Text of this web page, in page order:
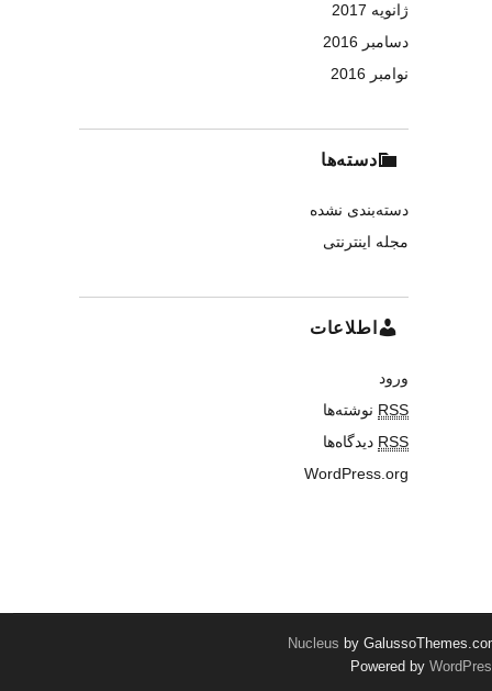
ژانویه 2017
دسامبر 2016
نوامبر 2016
دسته‌ها
دسته‌بندی نشده
مجله اینترنتی
اطلاعات
ورود
RSS نوشته‌ها
RSS دیدگاه‌ها
WordPress.org
Nucleus by
Powered by